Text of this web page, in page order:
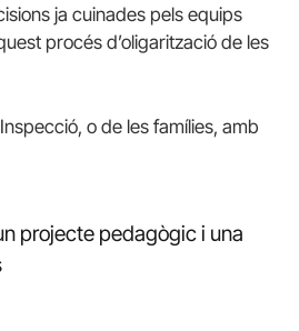
ja cuinades pels equips
procés d’oligarització de les
o de les famílies, amb
projecte pedagògic i una